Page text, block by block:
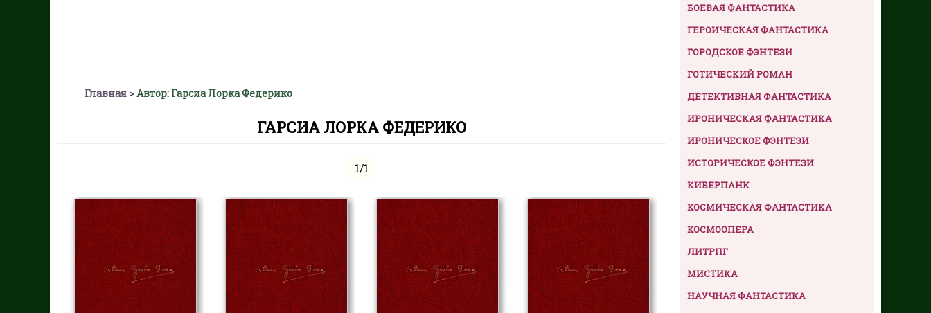
Главная Автор: Гарсиа Лорка Федерико
ГАРСИА ЛОРКА ФЕДЕРИКО
1/1
БОЕВАЯ ФАНТАСТИКА
ГЕРОИЧЕСКАЯ ФАНТАСТИКА
ГОРОДСКОЕ ФЭНТЕЗИ
ГОТИЧЕСКИЙ РОМАН
ДЕТЕКТИВНАЯ ФАНТАСТИКА
ИРОНИЧЕСКАЯ ФАНТАСТИКА
ИРОНИЧЕСКОЕ ФЭНТЕЗИ
ИСТОРИЧЕСКОЕ ФЭНТЕЗИ
КИБЕРПАНК
КОСМИЧЕСКАЯ ФАНТАСТИКА
КОСМООПЕРА
ЛИТРПГ
МИСТИКА
НАУЧНАЯ ФАНТАСТИКА